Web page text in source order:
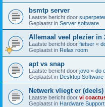
bsmtp server
Laatste bericht door
Geplaatst in Server software
Allemaal veel plezier in
Laatste bericht door fietser «
Geplaatst in Relax room
apt vs snap
Laatste bericht door jovo « do
Geplaatst in Desktop Software
Netwerk vliegt er
Laatste bericht door vi
Geplaatst in Hardware Support